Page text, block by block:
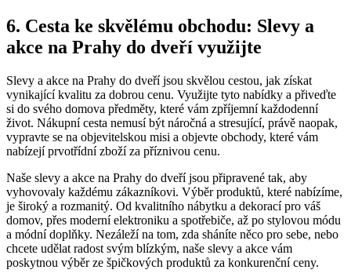
6. Cesta ke skvělému obchodu: Slevy a
akce na Prahy do dveří využijte
Slevy a akce na Prahy do dveří jsou skvělou cestou, jak získat
vynikající kvalitu za dobrou cenu. Využijte tyto nabídky a přiveďte
si do svého domova předměty, které vám zpříjemní každodenní
život. Nákupní cesta nemusí být náročná a stresující, právě naopak,
vypravte se na objevitelskou misi a objevte obchody, které vám
nabízejí prvotřídní zboží za příznivou cenu.
Naše slevy a akce na Prahy do dveří jsou připravené tak, aby
vyhovovaly každému zákazníkovi. Výběr produktů, které nabízíme,
je široký a rozmanitý. Od kvalitního nábytku a dekorací pro váš
domov, přes moderní elektroniku a spotřebiče, až po stylovou módu
a módní doplňky. Nezáleží na tom, zda sháníte něco pro sebe, nebo
chcete udělat radost svým blízkým, naše slevy a akce vám
poskytnou výběr ze špičkových produktů za konkurenční ceny.